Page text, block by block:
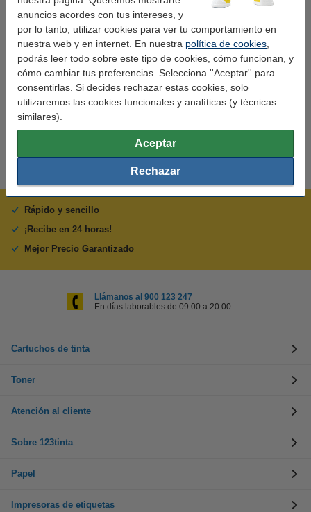
anuncios acordes con tus intereses, y
por lo tanto, utilizar cookies para ver tu comportamiento en
nuestra web y en internet. En nuestra política de cookies
podrás leer todo sobre este tipo de cookies, cómo funcionan, y
cómo cambiar tus preferencias. Selecciona ''Aceptar'' para
consentirlas. Si decides rechazar estas cookies, solo
utilizaremos las cookies funcionales y analíticas (y técnicas
similares).
Aceptar
Rechazar
Uso: transferencia térmica Medidas: 156 mm x 450 m
Marca:
123tinta
Ver características y descripción
¡Ahorra un
en esta cinta entintada!
En almacén externo
159,50 €
Rápido y sencillo
¡Recibe en 24 horas!
Mejor Precio Garantizado
Llámanos al 900 123 247
En días laborables de 09:00 a 20:00.
Cartuchos de tinta
Toner
Atención al cliente
Sobre 123tinta
Papel
Impresoras de etiquetas